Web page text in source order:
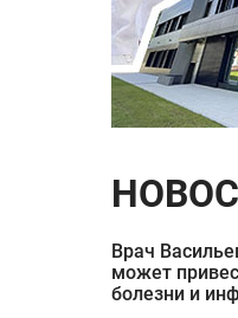
Врач
может
болезни и